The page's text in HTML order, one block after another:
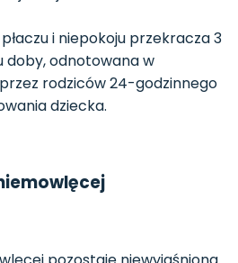
i niepokoju przekracza 3
doby, odnotowana w
rodziców 24-godzinnego
dziecka.